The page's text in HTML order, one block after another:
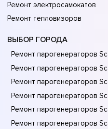
Ремонт электросамокатов
Ремонт тепловизоров
ВЫБОР ГОРОДА
Ремонт парогенераторов
Ремонт парогенераторов
Ремонт парогенераторов
Ремонт парогенераторов
Ремонт парогенераторов
Ремонт парогенераторов